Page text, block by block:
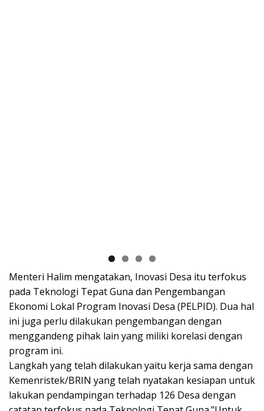
Menteri Halim mengatakan, Inovasi Desa itu terfokus
pada Teknologi Tepat Guna dan Pengembangan
Ekonomi Lokal Program Inovasi Desa (PELPID). Dua hal
ini juga perlu dilakukan pengembangan dengan
menggandeng pihak lain yang miliki korelasi dengan
program ini.
Langkah yang telah dilakukan yaitu kerja sama dengan
Kemenristek/BRIN yang telah nyatakan kesiapan untuk
lakukan pendampingan terhadap 126 Desa dengan